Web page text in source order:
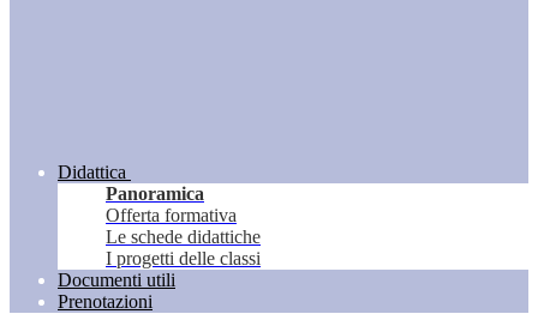
Didattica
Panoramica
Offerta formativa
Le schede didattiche
I progetti delle classi
Documenti utili
Prenotazioni